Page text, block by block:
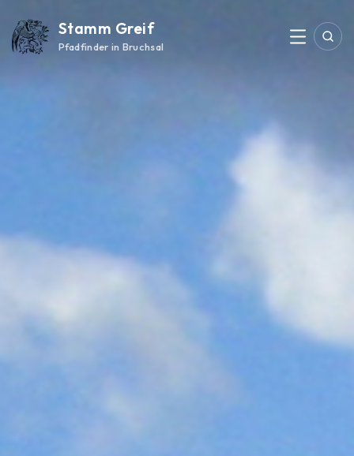
content
Stamm Greif
Pfadfinder in Bruchsal Menu